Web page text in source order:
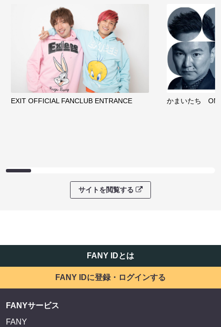
EXIT OFFICIAL FANCLUB ENTRANCE かまいたち
サイトを閲覧する
FANY IDとは
FANY IDに登録・ログインする
FANYサービス
FANY